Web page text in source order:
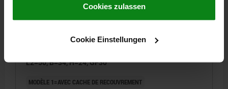
Datenschutz|AGB
Cookies zulassen
Cookie Einstellungen
LEVIER PIVOTANT AVEC CACHE DE RECOUV, POUR
L2=50, B=34, H=24, GF30
MODÈLE 1=AVEC CACHE DE RECOUVREMENT